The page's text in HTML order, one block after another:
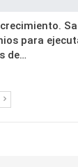
para
de…